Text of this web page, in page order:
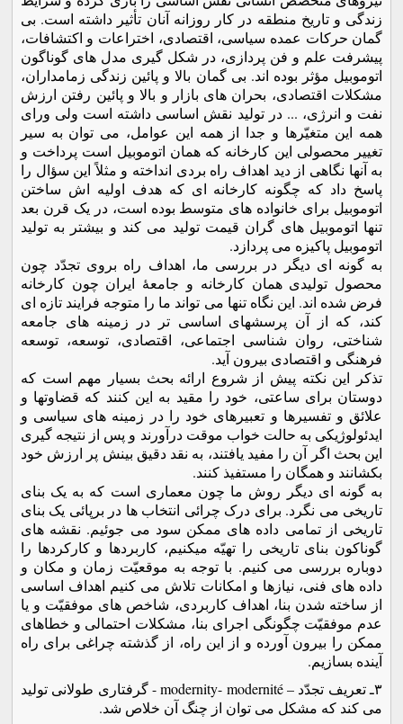
زندگی و تاریخ منطقه در کار روزانه آنان تأثیر داشته است. بی
گمان حرکات عمده سیاسی، اقتصادی، اختراعات و اکتشافات،
پیشرفت علم و فن پردازی، در شکل گیری مدل های گوناگون
اتوموبیل مؤثر بوده اند. بی گمان بالا و پائین زندگی زمامداران،
مشکلات اقتصادی، بحران های بازار و بالا و پائین رفتن ارزش
نفت و انرژی، ... در تولید نقش اساسی داشته است ولی ورای
همه این متغیّرها و جدا از همه این عوامل، می توان به سیر
تغییر محصولی این کارخانه که همان اتوموبیل است پرداخت و
به آنها نگاهی از دید اهداف راه بردی انداخته و مثلاً این سؤال را
پاسخ داد که چگونه کارخانه ای که هدف اولیه اش ساختن
اتوموبیل برای خانواده های متوسط بوده است، در یک قرن بعد
تنها اتوموبیل های گران قیمت تولید می کند و بیشتر به تولید
اتوموبیل پاکیزه می پردازد.
به گونه ای دیگر در بررسی ما، اهداف راه بروی تجدّد چون
محصول تولیدی همان کارخانه و جامعۀ ایران چون کارخانه
فرض شده اند. این نگاه تنها می تواند ما را متوجه فرایند تازه ای
کند، که از آن پرسشهای اساسی تر در زمینه های جامعه
شناختی، روان شناسی اجتماعی، اقتصادی، توسعه، توسعه
فرهنگی و اقتصادی بیرون آید.
تذکر این نکته پیش از شروع ارائه بحث بسیار مهم است که
دوستان برای ساعتی، خود را مقید به این کنند که قضاوتها و
علائق و تفسیرها و تعبیرهای خود را در زمینه های سیاسی و
ایدئولوژیکی به حالت خواب موقت درآورند و پس از نتیجه گیری
این بحث اگر آن را مفید یافتند، به نقد دقیق بینش پر ارزش خود
بکشانند و همگان را مستفیذ کنند.
به گونه ای دیگر روش ما چون معماری است که به یک بنای
تاریخی می نگرد. برای درک چرائی انتخاب ها در برپائی یک بنای
تاریخی از تمامی داده های ممکن سود می جوئیم. نقشه های
گوناکون بنای تاریخی را تهیّه میکنیم، کاربردها و کارکردها را
دوباره بررسی می کنیم. با توجه به موقعیّت زمان و مکان و
داده های فنی، نیازها و امکانات تلاش می کنیم اهداف اساسی
از ساخته شدن بنا، اهداف کاربردی، شاخص های موفقیّت و یا
عدم موفقیّت چگونگی اجرای بنا، مشکلات احتمالی و خطاهای
ممکن را بیرون آورده و از این راه، از گذشته چراغی برای راه
آینده بسازیم.
٣ـ تعریف تجدّد – modernity- modernité - گرفتاری طولانی تولید
می کند که مشکل می توان از چنگ آن خلاص شد.